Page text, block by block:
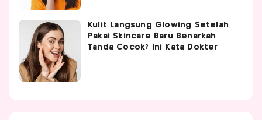
Kulit Langsung Glowing Setelah
Pakai Skincare Baru Benarkah
Tanda Cocok? Ini Kata Dokter